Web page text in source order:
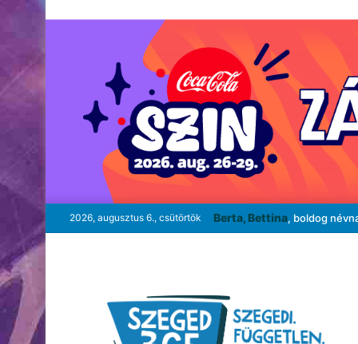
2026, augusztus 6., csütörtök Berta, Bettina, boldog